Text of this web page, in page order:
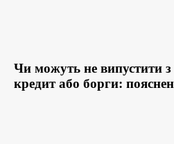
Чи можуть не випустити з
кредит або борги: